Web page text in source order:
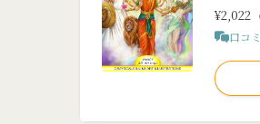
¥2,022
口コ